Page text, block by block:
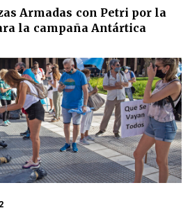
Armadas con Petri por la
la campaña Antártica